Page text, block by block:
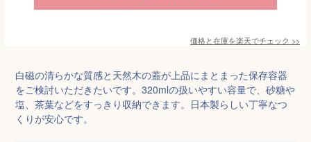
価格と在庫を楽天でチェック >>
白磁の清らかな質感と天然木の蓋が上品にまとまった保存容器
をご検討いただきたいです。320mlの扱いやすい容量で、砂糖や
塩、茶葉などをすっきり収納できます。日本製らしい丁寧なつ
くりが安心です。